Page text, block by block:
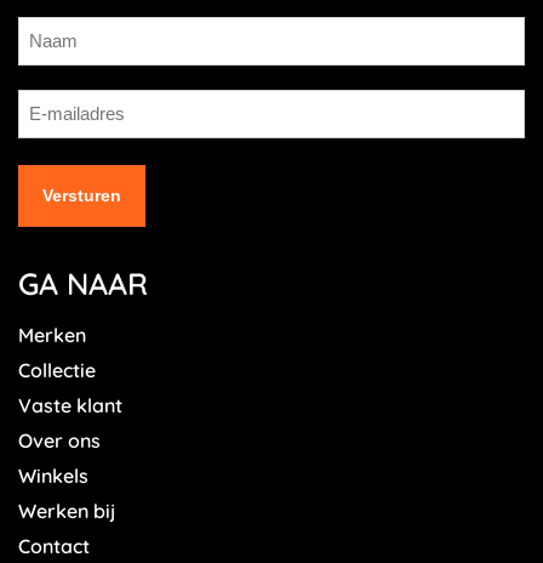
GA NAAR
Merken
Collectie
Vaste klant
Over ons
Winkels
Werken bij
Contact